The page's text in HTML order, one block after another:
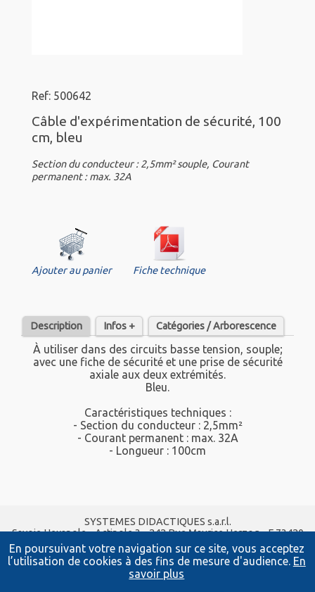
En poursuivant votre navigation sur ce site, vous acceptez
l’utilisation de cookies à des fins de mesure d'audience. En
savoir plus
Ref: 500642
Câble d'expérimentation de sécurité, 100
cm, bleu
Section du conducteur : 2,5mm² souple, Courant
permanent : max. 32A
Ajouter au panier Fiche technique
Description Infos + Catégories / Arborescence
À utiliser dans des circuits basse tension, souple;
avec une fiche de sécurité et une prise de sécurité
axiale aux deux extrémités.
Bleu.
Caractéristiques techniques :
- Section du conducteur : 2,5mm²
- Courant permanent : max. 32A
- Longueur : 100cm
SYSTEMES DIDACTIQUES s.a.r.l.
Savoie Hexapole - Actipole 3 - 242 Rue Maurice Herzog - F 73420
VIVIERS DU LAC
Tel : 04 56 42 80 70| Fax :04 56 42 80 71
xavier.granjon@systemes-didactiques.fr
systemes-didactiques.fr